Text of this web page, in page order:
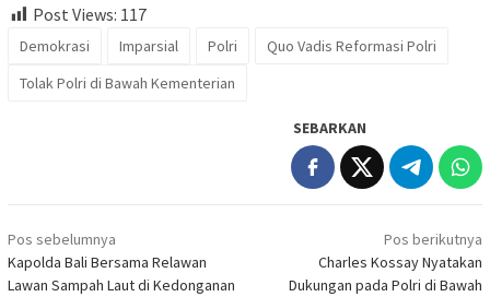
Post Views: 117
Demokrasi Imparsial Polri
Quo Vadis Reformasi Polri
Tolak Polri di Bawah Kementerian
SEBARKAN
Navigasi
pos
Pos sebelumnya
Kapolda Bali Bersama Relawan
Lawan Sampah Laut di Kedonganan
Pos berikutnya
Charles Kossay Nyatakan
Dukungan pada Polri di Bawah